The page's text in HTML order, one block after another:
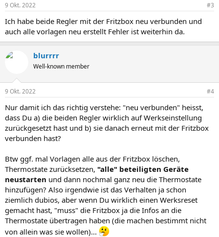
9 Okt. 2022 #3
Ich habe beide Regler mit der Fritzbox neu verbunden und
auch alle vorlagen neu erstellt Fehler ist weiterhin da.
blurrrr
Well-known member
9 Okt. 2022 #4
Nur damit ich das richtig verstehe: "neu verbunden" heisst,
dass Du a) die beiden Regler wirklich auf Werkseinstellung
zurückgesetzt hast und b) sie danach erneut mit der Fritzbox
verbunden hast?
Btw ggf. mal Vorlagen alle aus der Fritzbox löschen,
Thermostate zurücksetzen, "alle" beteiligten Geräte
neustarten und dann nochmal ganz neu die Thermostate
hinzufügen? Also irgendwie ist das Verhalten ja schon
ziemlich dubios, aber wenn Du wirklich einen Werksreset
gemacht hast, "muss" die Fritzbox ja die Infos an die
Thermostate übertragen haben (die machen bestimmt nicht
von allein was sie wollen)...